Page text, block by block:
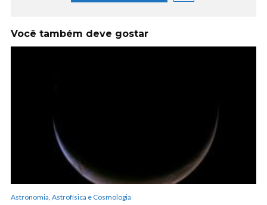
Você também deve gostar
Astronomia, Astrofísica e Cosmologia